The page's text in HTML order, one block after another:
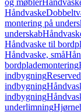
og møbler
Håndvaske
montering på
underskab
Håndvaske til
Håndvaske, små
bordplademontering
indbygning
indbygning
indbygning
underlimning